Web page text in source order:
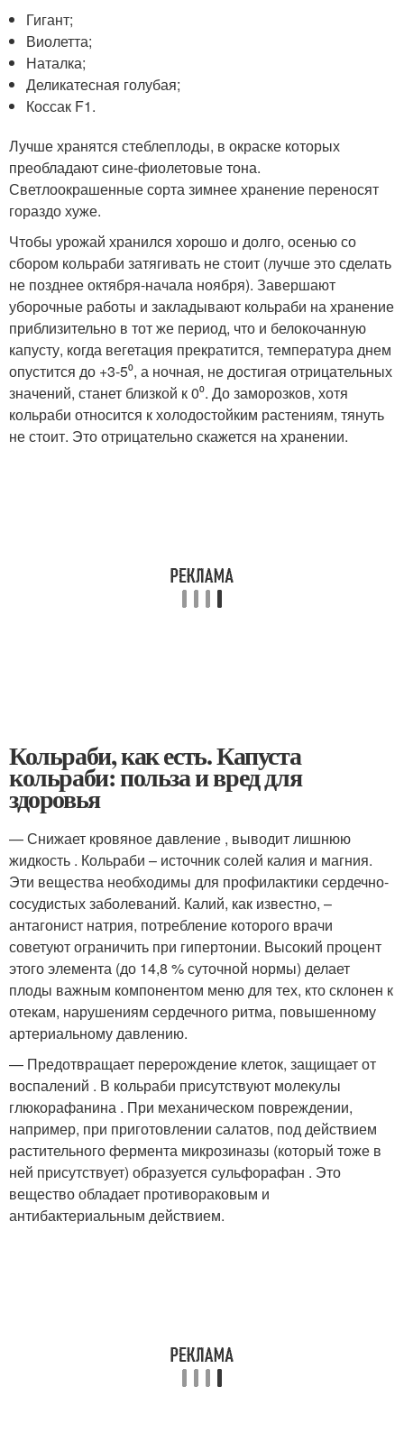
Гигант;
Виолетта;
Наталка;
Деликатесная голубая;
Коссак F1.
Лучше хранятся стеблеплоды, в окраске которых
преобладают сине-фиолетовые тона.
Светлоокрашенные сорта зимнее хранение переносят
гораздо хуже.
Чтобы урожай хранился хорошо и долго, осенью со
сбором кольраби затягивать не стоит (лучше это сделать
не позднее октября-начала ноября). Завершают
уборочные работы и закладывают кольраби на хранение
приблизительно в тот же период, что и белокочанную
капусту, когда вегетация прекратится, температура днем
опустится до +3-5⁰, а ночная, не достигая отрицательных
значений, станет близкой к 0⁰. До заморозков, хотя
кольраби относится к холодостойким растениям, тянуть
не стоит. Это отрицательно скажется на хранении.
Кольраби, как есть. Капуста
кольраби: польза и вред для
здоровья
— Снижает кровяное давление , выводит лишнюю
жидкость . Кольраби – источник солей калия и магния.
Эти вещества необходимы для профилактики сердечно-
сосудистых заболеваний. Калий, как известно, –
антагонист натрия, потребление которого врачи
советуют ограничить при гипертонии. Высокий процент
этого элемента (до 14,8 % суточной нормы) делает
плоды важным компонентом меню для тех, кто склонен к
отекам, нарушениям сердечного ритма, повышенному
артериальному давлению.
— Предотвращает перерождение клеток, защищает от
воспалений . В кольраби присутствуют молекулы
глюкорафанина . При механическом повреждении,
например, при приготовлении салатов, под действием
растительного фермента микрозиназы (который тоже в
ней присутствует) образуется сульфорафан . Это
вещество обладает противораковым и
антибактериальным действием.